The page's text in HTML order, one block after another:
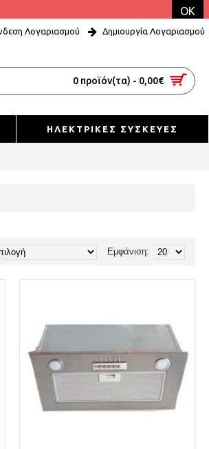
OK
Λογαριασμού Δημιουργία Λογαριασμού
0 προϊόν(τα) - 0,00€
ΗΛΕΚΤΡΙΚΕΣ ΣΥΣΚΕΥΕΣ
Εμφάνιση: